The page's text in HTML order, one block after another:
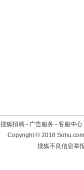
搜狐招聘 - 广告服务 - 客服中心
Copyright©2018
搜狐不良信息举